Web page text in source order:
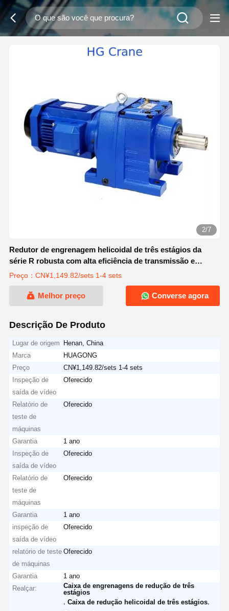
2/7
Redutor de engrenagem helicoidal de três estágios da
série R robusta com alta eficiência de transmissão e
engrenagem endurecida para máquinas de engenharia
Preço：CN¥1,149.82/sets 1-4 sets
Melhor preço Converse agora
Descrição De Produto
Lugar de origem
Henan, China
Marca
HUAGONG
Preço
CN¥1,149.82/sets 1-4 sets
Inspeção de
saída de vídeo
Oferecido
Relatório de
teste de
máquinas
Oferecido
Garantia
1 ano
Inspeção de
saída de vídeo
Oferecido
Relatório de
teste de
máquinas
Oferecido
Garantia
1 ano
inspeção de
saída de vídeo
Oferecido
relatório de teste
de máquinas
Oferecido
Garantia
1 ano
Realçar:
Caixa de engrenagens de redução de três
estágios
,Caixa de redução helicoidal de três estágios